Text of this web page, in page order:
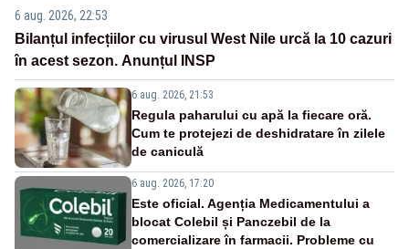
6 aug. 2026, 22:53
Bilanțul infecțiilor cu virusul West Nile urcă la 10 cazuri
în acest sezon. Anunțul INSP
6 aug. 2026, 21:53
Regula paharului cu apă la fiecare oră.
Cum te protejezi de deshidratare în zilele
de caniculă
6 aug. 2026, 17:20
Este oficial. Agenția Medicamentului a
blocat Colebil și Panczebil de la
comercializare în farmacii. Probleme cu